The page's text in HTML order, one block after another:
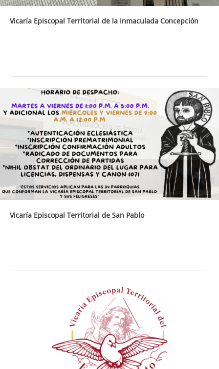
Vicaría Episcopal Territorial de la Inmaculada Concepción
Vicaría Episcopal Territorial de San Pablo